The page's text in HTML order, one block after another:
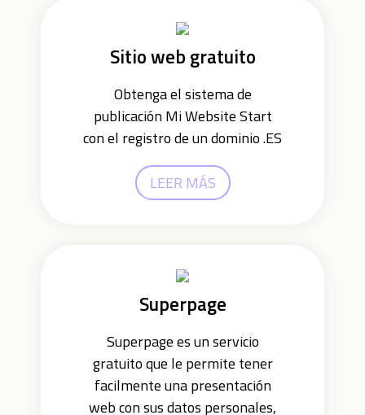
Sitio web gratuito
Obtenga el sistema de
publicación Mi Website Start
con el registro de un dominio .ES
LEER MÁS
Superpage
Superpage es un servicio
gratuito que le permite tener
facilmente una presentación
web con sus datos personales,